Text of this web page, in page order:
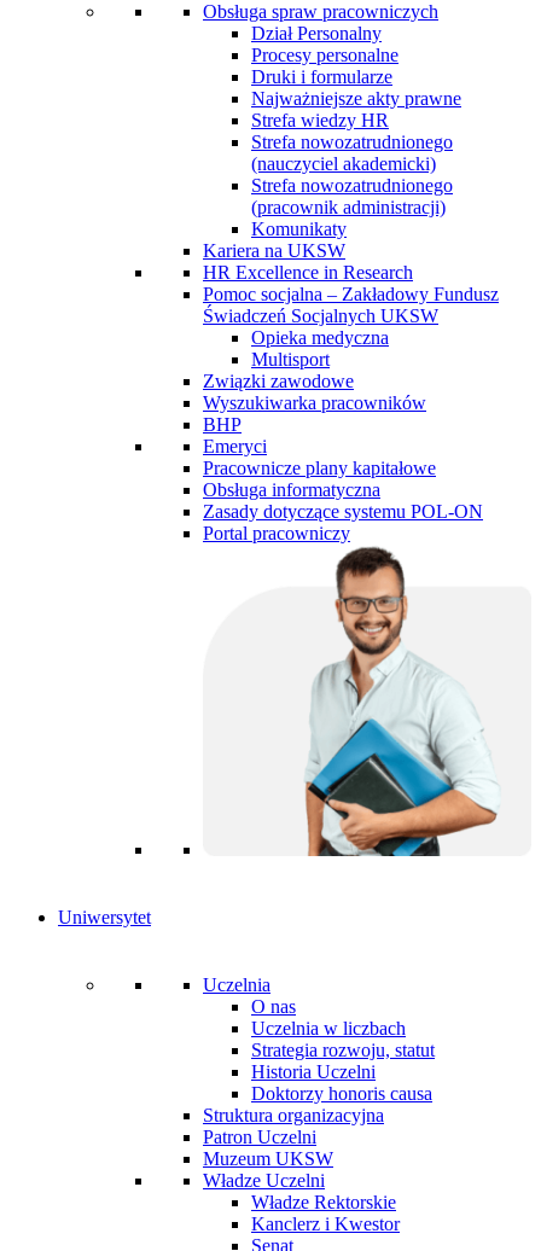
Obsługa spraw pracowniczych
Dział Personalny
Procesy personalne
Druki i formularze
Najważniejsze akty prawne
Strefa wiedzy HR
Strefa nowozatrudnionego
(nauczyciel akademicki)
Strefa nowozatrudnionego
(pracownik administracji)
Komunikaty
Kariera na UKSW
HR Excellence in Research
Pomoc socjalna – Zakładowy Fundusz
Świadczeń Socjalnych UKSW
Opieka medyczna
Multisport
Związki zawodowe
Wyszukiwarka pracowników
BHP
Emeryci
Pracownicze plany kapitałowe
Obsługa informatyczna
Zasady dotyczące systemu POL-ON
Portal pracowniczy
Uniwersytet
Uczelnia
O nas
Uczelnia w liczbach
Strategia rozwoju, statut
Historia Uczelni
Doktorzy honoris causa
Struktura organizacyjna
Patron Uczelni
Muzeum UKSW
Władze Uczelni
Władze Rektorskie
Kanclerz i Kwestor
Senat